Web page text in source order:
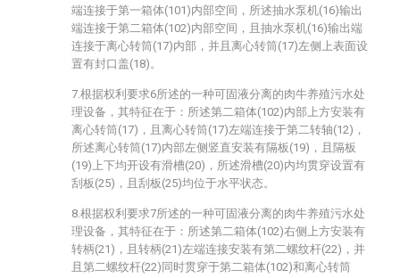
端连接于第一箱体(101)内部空间，所述抽水泵机(16)输出
端连接于第二箱体(102)内部空间，且抽水泵机(16)输出端
连接于离心转筒(17)内部，并且离心转筒(17)左侧上表面设
置有封口盖(18)。
7.根据权利要求6所述的一种可固液分离的肉牛养殖污水处
理设备，其特征在于：所述第二箱体(102)内部上方安装有
离心转筒(17)，且离心转筒(17)左端连接于第二转轴(12)，
所述离心转筒(17)内部左侧竖直安装有隔板(19)，且隔板
(19)上下均开设有滑槽(20)，所述滑槽(20)内均贯穿设置有
刮板(25)，且刮板(25)均位于水平状态。
8.根据权利要求7所述的一种可固液分离的肉牛养殖污水处
理设备，其特征在于：所述第二箱体(102)右侧上方安装有
转柄(21)，且转柄(21)左端连接安装有第二螺纹杆(22)，并
且第二螺纹杆(22)同时贯穿于第二箱体(102)和离心转筒